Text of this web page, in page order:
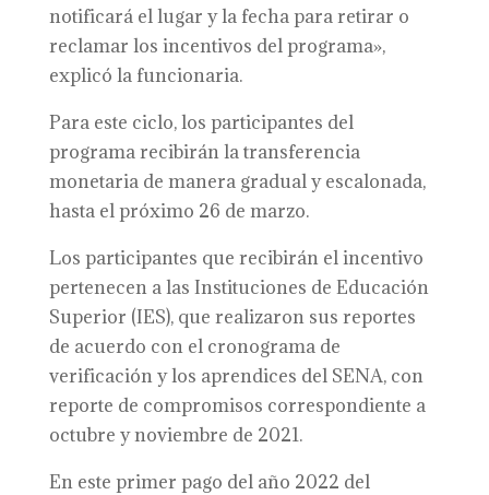
notificará el lugar y la fecha para retirar o
reclamar los incentivos del programa»,
explicó la funcionaria.
Para este ciclo, los participantes del
programa recibirán la transferencia
monetaria de manera gradual y escalonada,
hasta el próximo 26 de marzo.
Los participantes que recibirán el incentivo
pertenecen a las Instituciones de Educación
Superior (IES), que realizaron sus reportes
de acuerdo con el cronograma de
verificación y los aprendices del SENA, con
reporte de compromisos correspondiente a
octubre y noviembre de 2021.
En este primer pago del año 2022 del